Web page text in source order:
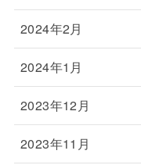
2024年2月
2024年1月
2023年12月
2023年11月